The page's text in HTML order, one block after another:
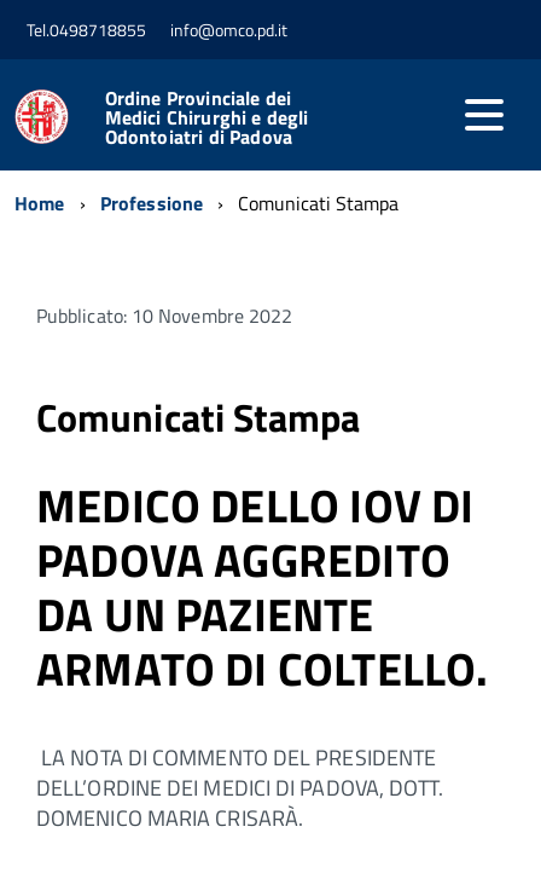
Tel.0498718855 info@omco.pd.it
Ordine Provinciale dei
Medici Chirurghi e degli
Odontoiatri di Padova
Home Professione Comunicati Stampa
Pubblicato: 10 Novembre 2022
Comunicati Stampa
MEDICO DELLO IOV DI
PADOVA AGGREDITO
DA UN PAZIENTE
ARMATO DI COLTELLO.
LA NOTA DI COMMENTO DEL PRESIDENTE
DELL’ORDINE DEI MEDICI DI PADOVA, DOTT.
DOMENICO MARIA CRISARÀ.